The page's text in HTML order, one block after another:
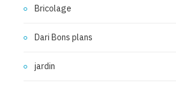
Bricolage
Dari Bons plans
jardin